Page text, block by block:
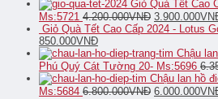
Giỏ Quà Tết Cao
Ms:5721 4.200.000VNĐ 3.900.000
Giỏ Quà Tết Cao Cấp 2024 - Lotus
850.000VNĐ
Chậu
Phú Quý Cát Tường 20- Ms:5696
Chậu lan hồ
Ms:5684 6.800.000VNĐ 6.000.000